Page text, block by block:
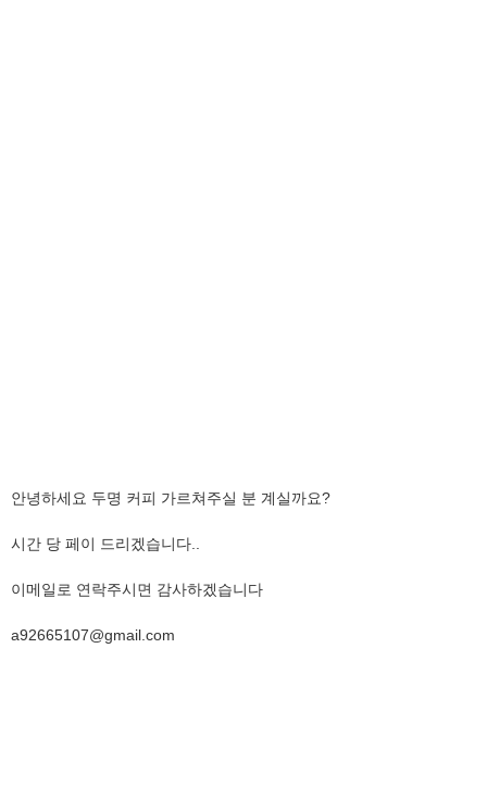
안녕하세요 두명 커피 가르쳐주실 분 계실까요?
시간 당 페이 드리겠습니다..
이메일로 연락주시면 감사하겠습니다
a92665107@gmail.com